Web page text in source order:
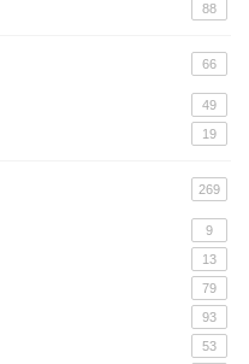
88
66
49
19
269
9
13
79
93
53